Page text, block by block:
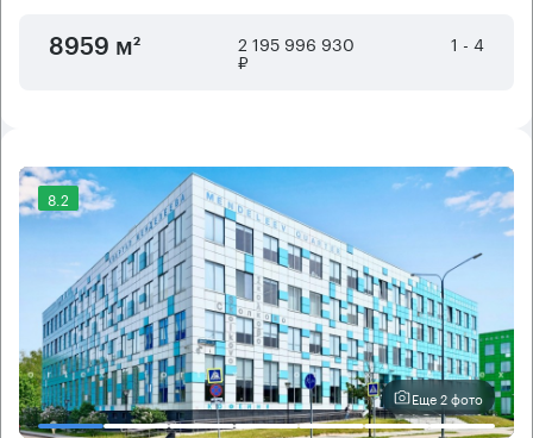
8959 м² 2 195 996 930
₽
1 - 4
8.2
Еще 2 фото